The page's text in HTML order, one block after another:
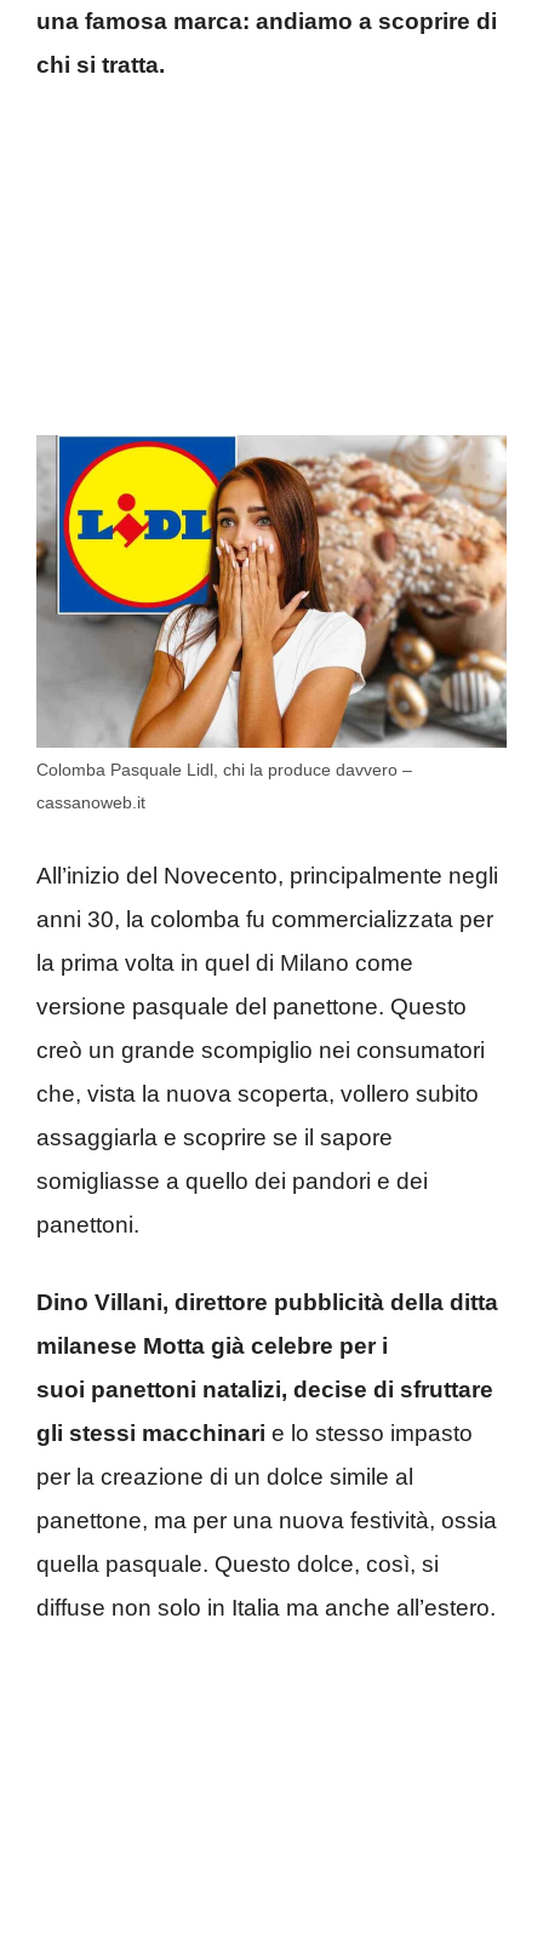
una famosa marca: andiamo a scoprire di
chi si tratta.
Colomba Pasquale Lidl, chi la produce davvero –
cassanoweb.it
All’inizio del Novecento, principalmente negli
anni 30, la colomba fu commercializzata per
la prima volta in quel di Milano come
versione pasquale del panettone. Questo
creò un grande scompiglio nei consumatori
che, vista la nuova scoperta, vollero subito
assaggiarla e scoprire se il sapore
somigliasse a quello dei pandori e dei
panettoni.
Dino Villani, direttore pubblicità della ditta
milanese Motta già celebre per i
suoi panettoni natalizi, decise di sfruttare
gli stessi macchinari e lo stesso impasto
per la creazione di un dolce simile al
panettone, ma per una nuova festività, ossia
quella pasquale. Questo dolce, così, si
diffuse non solo in Italia ma anche all’estero.